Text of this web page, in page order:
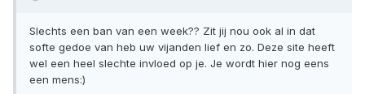
Slechts een ban van een week?? Zit jij nou ook al in dat
softe gedoe van heb uw vijanden lief en zo. Deze site heeft
wel een heel slechte invloed op je. Je wordt hier nog eens
een mens:)